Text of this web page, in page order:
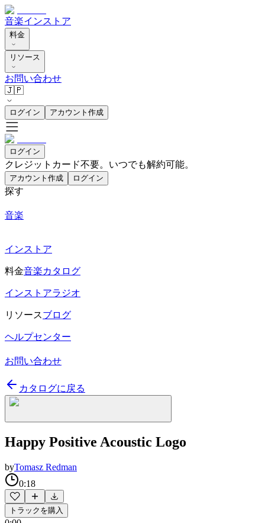
音楽インストア
料金
リソース
お問い合わせ
🇯🇵
ログイン アカウント作成
ログイン
クレジットカード不要。いつでも解約可能。
アカウント作成 ログイン
探す
音楽
インストア
料金音楽カタログ
インストアラジオ
リソースブログ
ヘルプセンター
お問い合わせ
カタログに戻る
Happy Positive Acoustic Logo
byTomasz Redman
0:18
トラックを購入